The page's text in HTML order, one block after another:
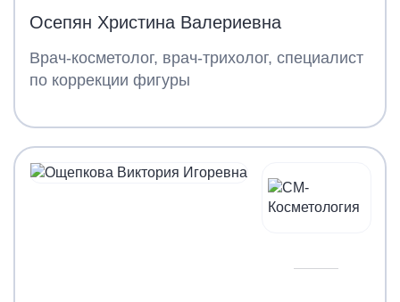
Осепян Христина Валериевна
Врач-косметолог, врач-трихолог, специалист
по коррекции фигуры